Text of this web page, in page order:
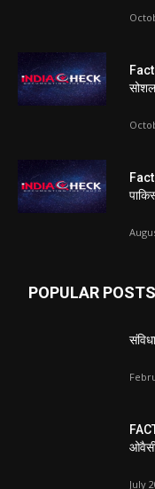
POPULAR POSTS
July